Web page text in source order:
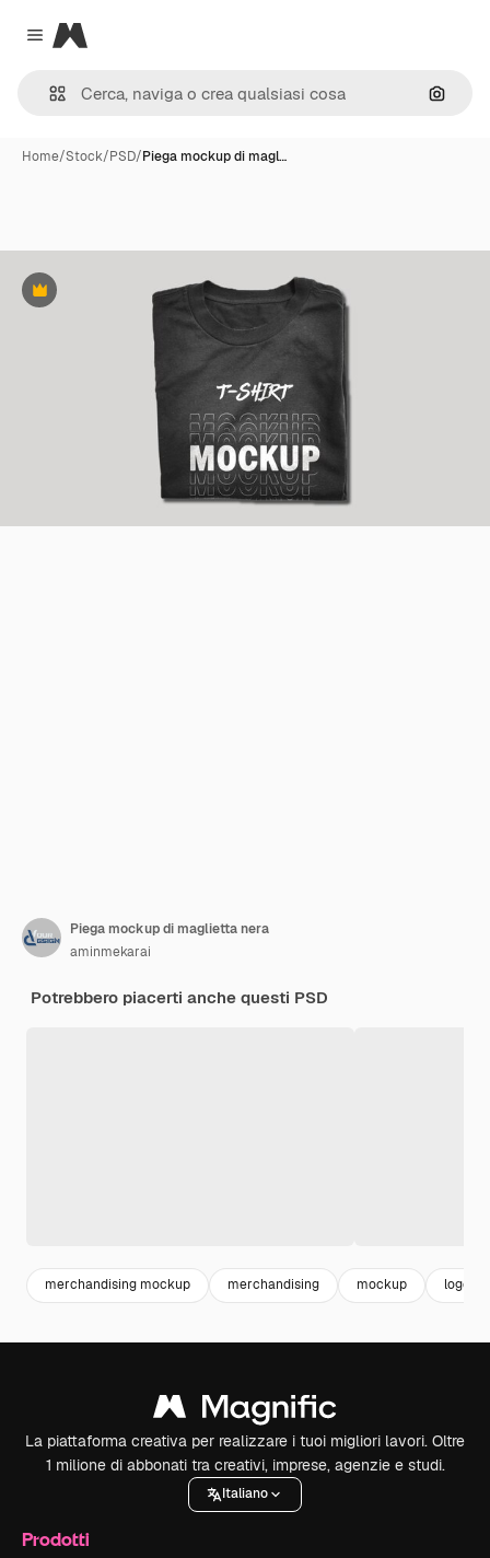
Close menu
Magnific
Cerca
Home/Stock/PSD/Piega mockup di magl…
Premium
Piega mockup di maglietta nera
aminmekarai
Potrebbero piacerti anche questi PSD
merchandising mockup merchandising mockup logo
La piattaforma creativa per realizzare i tuoi migliori lavori. Oltre
1 milione di abbonati tra creativi, imprese, agenzie e studi.
Italiano
Prodotti